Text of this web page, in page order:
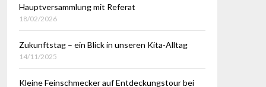
Hauptversammlung mit Referat
18/02/2026
Zukunftstag – ein Blick in unseren Kita-Alltag
14/11/2025
Kleine Feinschmecker auf Entdeckungstour bei